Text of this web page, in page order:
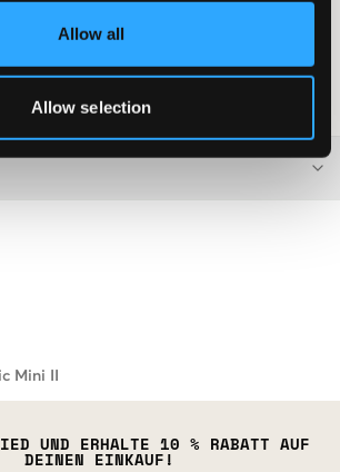
Allow all
Allow selection
Mini II
code: CHESTNUT
UND ERHALTE 10 % RABATT AUF
DEINEN EINKAUF!